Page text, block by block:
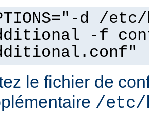
d /
-f
le fichier de
/etc/